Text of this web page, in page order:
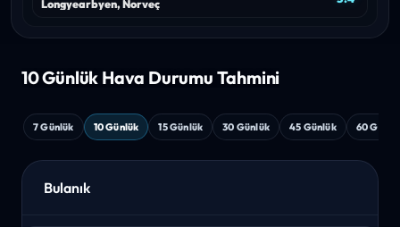
Longyearbyen, Norveç
10 Günlük Hava Durumu Tahmini
7 Günlük 10 Günlük 15 Günlük 30 Günlük 45 Günlük 60
Bulanık